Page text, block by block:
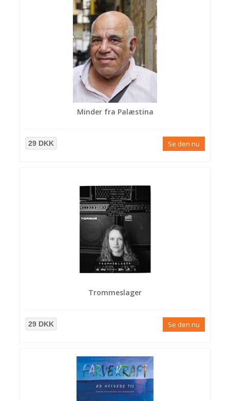
Minder fra Palæstina
29 DKK Se den nu
Trommeslager
29 DKK Se den nu